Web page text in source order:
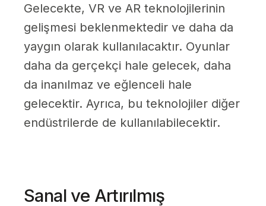
Gelecekte, VR ve AR teknolojilerinin
gelişmesi beklenmektedir ve daha da
yaygın olarak kullanılacaktır. Oyunlar
daha da gerçekçi hale gelecek, daha
da inanılmaz ve eğlenceli hale
gelecektir. Ayrıca, bu teknolojiler diğer
endüstrilerde de kullanılabilecektir.
Sanal ve Artırılmış